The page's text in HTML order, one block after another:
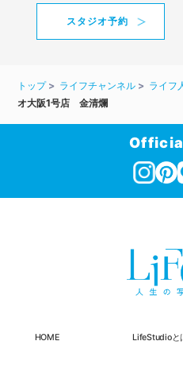
スタジオ予約
トップ ライフチャンネル ライフ
オ大阪1号店 金清爛
HOME LifeStudioと